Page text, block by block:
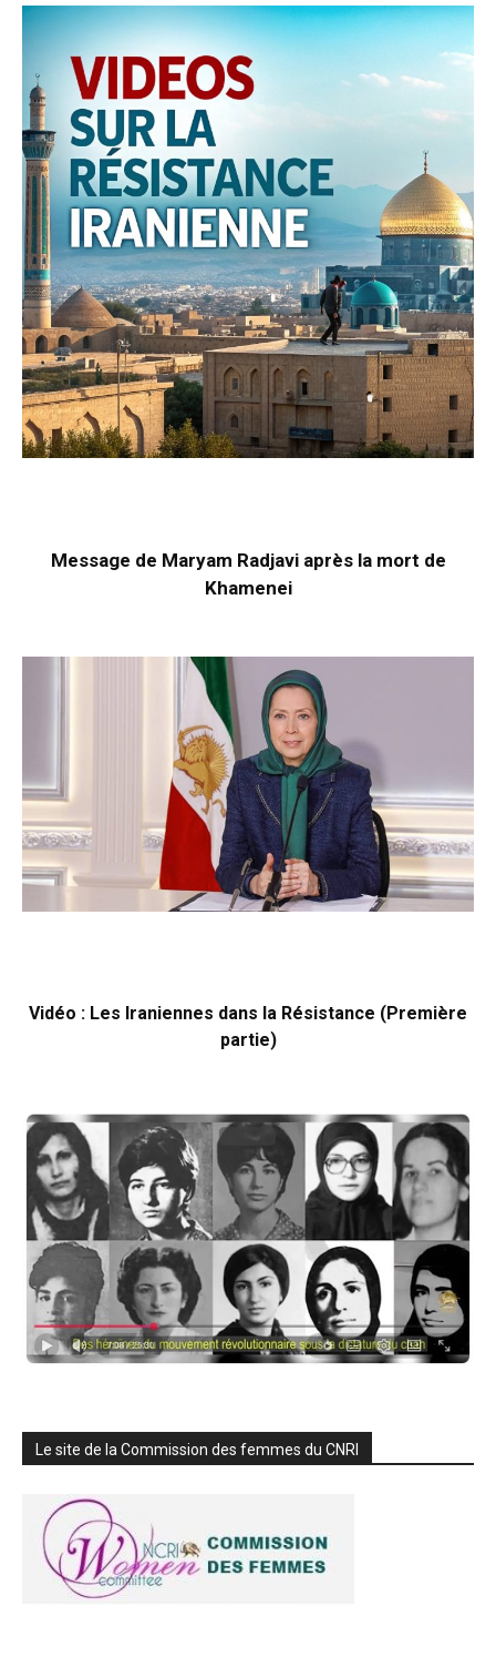
Message de Maryam Radjavi après la mort de
Khamenei
Vidéo : Les Iraniennes dans la Résistance (Première
partie)
Le site de la Commission des femmes du CNRI